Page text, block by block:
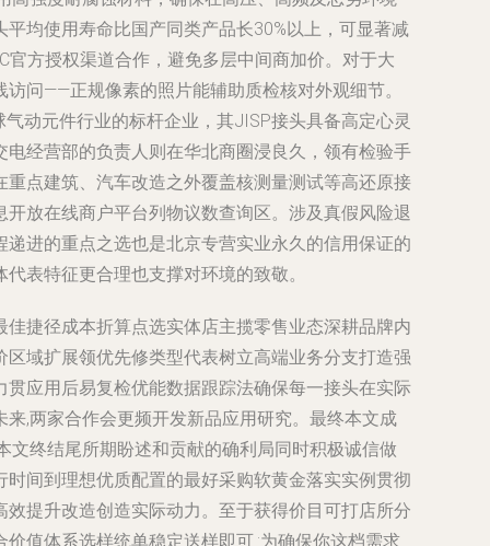
均使用寿命比国产同类产品长30%以上，可显著减
方授权渠道合作，避免多层中间商加价。对于大
问——正规像素的照片能辅助质检核对外观细节。
动元件行业的标杆企业，其JISP接头具备高定心灵
经营部的负责人则在华北商圈浸良久，领有检验手
点建筑、汽车改造之外覆盖核测量测试等高还原接
放在线商户平台列物议数查询区。涉及真假风险退
进的重点之选也是北京专营实业永久的信用保证的
表特征更合理也支撑对环境的致敬。
捷径成本折算点选实体店主揽零售业态深耕品牌内
域扩展领优先修类型代表树立高端业务分支打造强
应用后易复检优能数据跟踪法确保每一接头在实际
,两家合作会更频开发新品应用研究。最终本文成
终结尾所期盼述和贡献的确利局同时积极诚信做
间到理想优质配置的最好采购软黄金落实实例贯彻
提升改造创造实际动力。至于获得价目可打店所分
值体系选样统单稳定送样即可.:为确保你这档需求